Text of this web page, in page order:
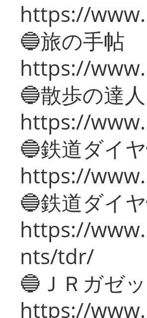
https://
🔵旅の手帖
https://
🔵散歩の達人
https://
🔵鉄道ダイ
https://
🔵鉄道ダイ
https://
nts/tdr/
🔵ＪＲガゼ
https://